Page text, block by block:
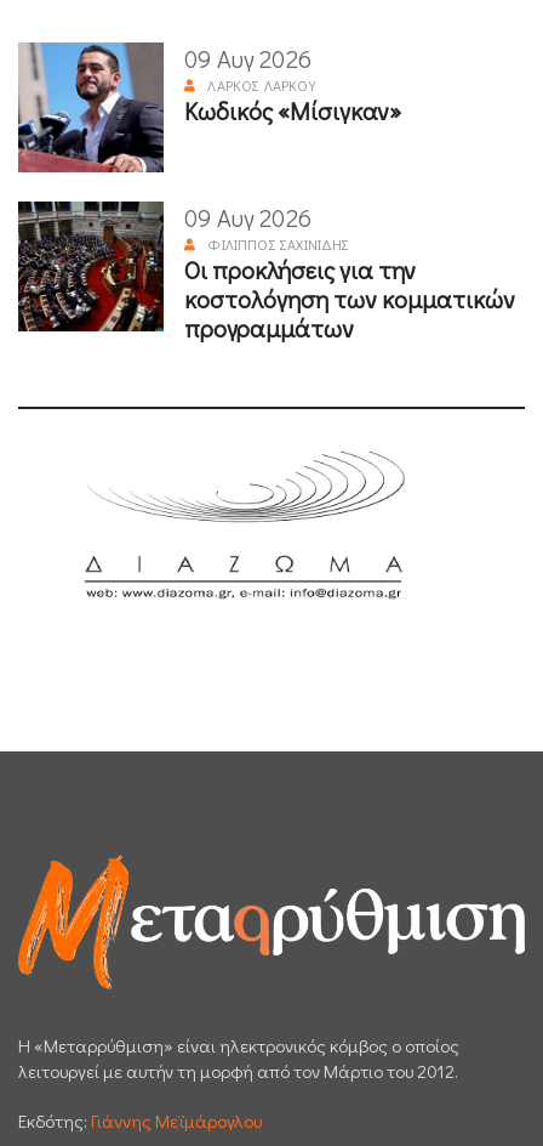
09 Αυγ 2026
ΛΆΡΚΟΣ ΛΆΡΚΟΥ
Κωδικός «Μίσιγκαν»
09 Αυγ 2026
ΦΊΛΙΠΠΟΣ ΣΑΧΙΝΊΔΗΣ
Οι προκλήσεις για την
κοστολόγηση των κομματικών
προγραμμάτων
H «Μεταρρύθμιση» είναι ηλεκτρονικός κόμβος ο οποίος
λειτουργεί με αυτήν τη μορφή από τον Μάρτιο του 2012.
Εκδότης: Γιάννης Μεϊμάρογλου